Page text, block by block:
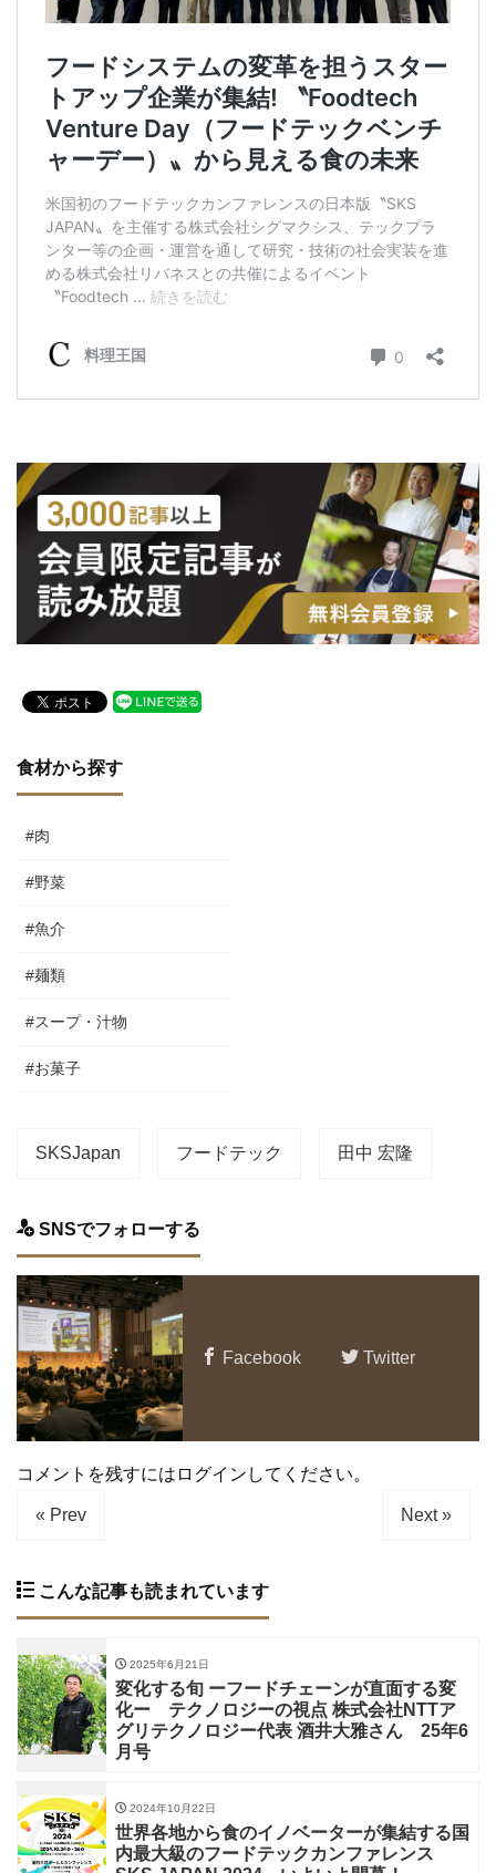
食材から探す
#肉
#野菜
#魚介
#麺類
#スープ・汁物
#お菓子
SKSJapan フードテック 田中 宏隆
SNSでフォローする
Facebook Twitter
コメントを残すにはログインしてください。
« Prev Next »
こんな記事も読まれています
2025年6月21日
変化する旬 ーフードチェーンが直面する変
化ー テクノロジーの視点 株式会社NTTア
グリテクノロジー代表 酒井大雅さん 25年6
月号
2024年10月22日
世界各地から食のイノベーターが集結する国
内最大級のフードテックカンファレンス